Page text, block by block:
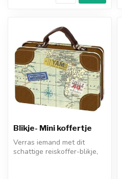
Blikje- Mini koffertje
Verras iemand met dit
schattige reiskoffer-blikje,